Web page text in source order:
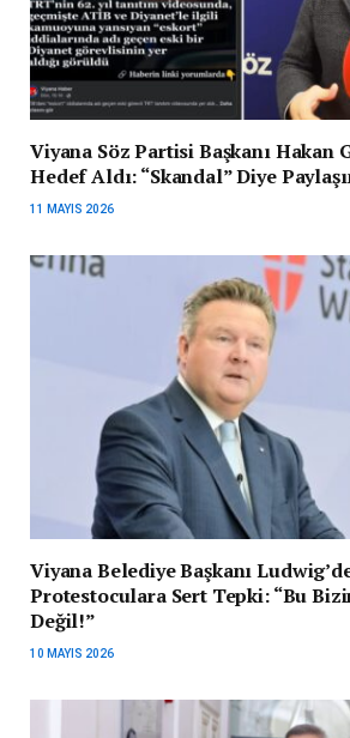
Viyana Söz Partisi Başkanı Hakan
Hedef Aldı: “Skandal” Diye
11 MAYIS 2026
Viyana Belediye Başkanı
Protestoculara Sert Tepki: “Bu
Değil!”
10 MAYIS 2026